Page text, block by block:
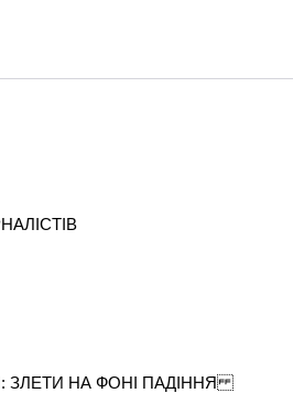
ЗЛЕТИ НА ФОНІ ПАДІННЯ